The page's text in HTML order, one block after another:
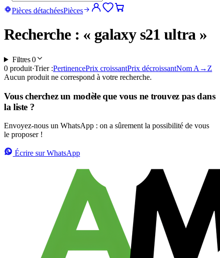
Pièces détachéesPièces
Recherche : « galaxy s21 ultra »
Filtres0
0 produit·Trier :PertinencePrix croissantPrix décroissantNom A→Z
Aucun produit ne correspond à votre recherche.
Vous cherchez un modèle que vous ne trouvez pas dans
la liste ?
Envoyez-nous un WhatsApp : on a sûrement la possibilité de vous
le proposer !
Écrire sur WhatsApp